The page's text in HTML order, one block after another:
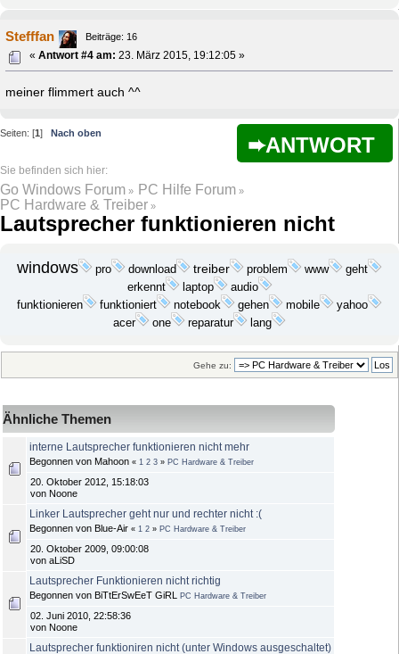
Stefffan
Beiträge: 16
«Antwort #4 am: 23. März 2015, 19:12:05 »
meiner flimmert auch ^^
ANTWORT
Seiten: [1] Nach oben
Go Windows Forum » PC Hilfe Forum »
PC Hardware & Treiber »
Lautsprecher funktionieren nicht
windows pro download treiber problem www geht
erkennt laptop
audio
funktionieren
funktioniert notebook gehen mobile
yahoo
acer
one reparatur lang
Gehe zu:
Ähnliche Themen
interne Lautsprecher funktionieren nicht mehr
Begonnen von Mahoon « 1 2 3 » PC Hardware & Treiber
20. Oktober 2012, 15:18:03
von Noone
Linker Lautsprecher geht nur und rechter nicht :(
Begonnen von Blue-Air « 1 2 » PC Hardware & Treiber
20. Oktober 2009, 09:00:08
von aLiSD
Lautsprecher Funktionieren nicht richtig
Begonnen von BiTtErSwEeT GiRL PC Hardware & Treiber
02. Juni 2010, 22:58:36
von Noone
Lautsprecher funktioniren nicht (unter Windows ausgeschaltet)